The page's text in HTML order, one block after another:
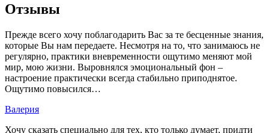
Отзывы
Прежде всего хочу поблагодарить Вас за те бесценные знания,
которые Вы нам передаете. Несмотря на то, что занимаюсь не
регулярно, практики вневременности ощутимо меняют мой
мир, мою жизни. Выровнялся эмоциональный фон –
настроение практически всегда стабильно приподнятое.
Ощутимо повысился…
Валерия
Хочу сказать специально для тех, кто только думает, придти